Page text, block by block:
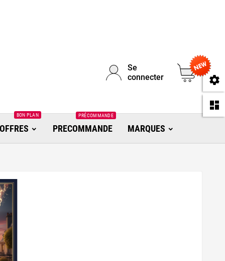
Se
connecter
0
OFFRES
BON PLAN
PRECOMMANDE
PRÉCOMMANDE
MARQUES